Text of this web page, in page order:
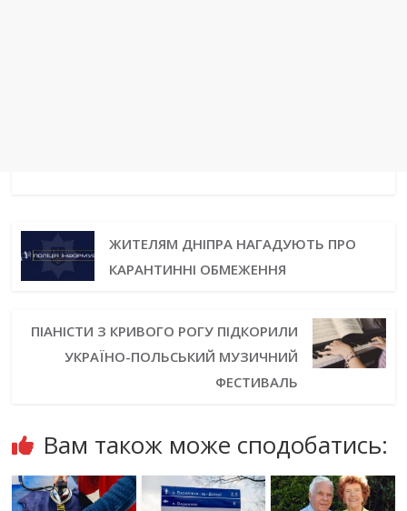
ЖИТЕЛЯМ ДНІПРА НАГАДУЮТЬ ПРО
КАРАНТИННІ ОБМЕЖЕННЯ
ПІАНІСТИ З КРИВОГО РОГУ ПІДКОРИЛИ
УКРАЇНО-ПОЛЬСЬКИЙ МУЗИЧНИЙ
ФЕСТИВАЛЬ
Вам також може сподобатись: